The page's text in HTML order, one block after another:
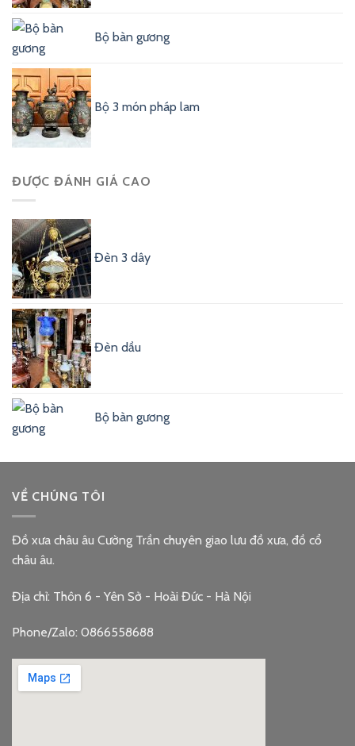
Bộ bàn gương
Bộ 3 món pháp lam
ĐƯỢC ĐÁNH GIÁ CAO
Đèn 3 dây
Đèn dầu
Bộ bàn gương
VỀ CHÚNG TÔI
Đồ xưa châu âu Cường Trần chuyên giao lưu đồ xưa, đồ cổ
châu âu.
Địa chỉ: Thôn 6 - Yên Sở - Hoài Đức - Hà Nội
Phone/Zalo: 0866558688